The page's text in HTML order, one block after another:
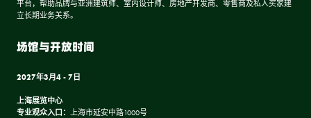
平台，帮助品牌与亚洲建筑师、室内设计师、房地产开发商、零售商及私人买家建
立长期业务关系。
场馆与开放时间
2027年3月4 - 7日
上海展览中心
专业观众入口： 上海市延安中路1000号